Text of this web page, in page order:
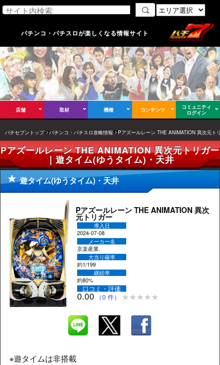
パチンコ・パチスロが楽しくなる情報サイト
店舗 取材 機種 コンテンツ
コミュニティ
ログイン
パチセブントップ パチンコ・パチスロ攻略情報 Pアズールレーン THE ANIMATION 異次元ト
Pアズールレーン THE ANIMATION 異次元トリガー
｜遊タイム(ゆうタイム)・天井
遊タイム(ゆうタイム)・天井
Pアズールレーン THE ANIMATION 異次
元トリガー
導入日
2024-07-08
メーカー名
京楽産業.
大当り確率
約1/199
継続率
約80%
口コミ・評価
0.00 （0 件）
※遊タイムは非搭載